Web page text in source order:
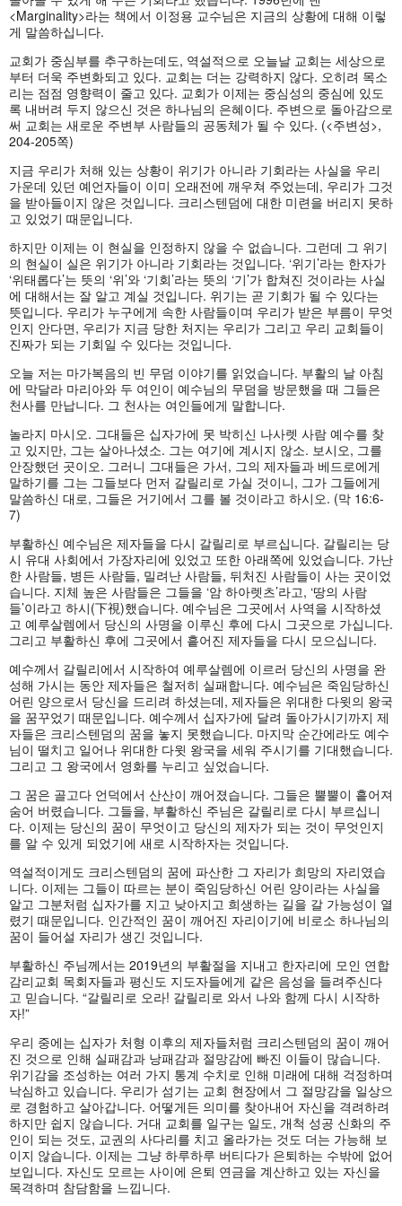
<Marginality>라는 책에서 이정용 교수님은 지금의 상황에 대해 이렇
게 말씀하십니다.
교회가 중심부를 추구하는데도, 역설적으로 오늘날 교회는 세상으로
부터 더욱 주변화되고 있다. 교회는 더는 강력하지 않다. 오히려 목소
리는 점점 영향력이 줄고 있다. 교회가 이제는 중심성의 중심에 있도
록 내버려 두지 않으신 것은 하나님의 은혜이다. 주변으로 돌아감으로
써 교회는 새로운 주변부 사람들의 공동체가 될 수 있다. (<주변성>,
204-205쪽)
지금 우리가 처해 있는 상황이 위기가 아니라 기회라는 사실을 우리
가운데 있던 예언자들이 이미 오래전에 깨우쳐 주었는데, 우리가 그것
을 받아들이지 않은 것입니다. 크리스텐덤에 대한 미련을 버리지 못하
고 있었기 때문입니다.
하지만 이제는 이 현실을 인정하지 않을 수 없습니다. 그런데 그 위기
의 현실이 실은 위기가 아니라 기회라는 것입니다. ‘위기’라는 한자가
‘위태롭다’는 뜻의 ‘위’와 ‘기회’라는 뜻의 ‘기’가 합쳐진 것이라는 사실
에 대해서는 잘 알고 계실 것입니다. 위기는 곧 기회가 될 수 있다는
뜻입니다. 우리가 누구에게 속한 사람들이며 우리가 받은 부름이 무엇
인지 안다면, 우리가 지금 당한 처지는 우리가 그리고 우리 교회들이
진짜가 되는 기회일 수 있다는 것입니다.
오늘 저는 마가복음의 빈 무덤 이야기를 읽었습니다. 부활의 날 아침
에 막달라 마리아와 두 여인이 예수님의 무덤을 방문했을 때 그들은
천사를 만납니다. 그 천사는 여인들에게 말합니다.
놀라지 마시오. 그대들은 십자가에 못 박히신 나사렛 사람 예수를 찾
고 있지만, 그는 살아나셨소. 그는 여기에 계시지 않소. 보시오, 그를
안장했던 곳이오. 그러니 그대들은 가서, 그의 제자들과 베드로에게
말하기를 그는 그들보다 먼저 갈릴리로 가실 것이니, 그가 그들에게
말씀하신 대로, 그들은 거기에서 그를 볼 것이라고 하시오. (막 16:6-
7)
부활하신 예수님은 제자들을 다시 갈릴리로 부르십니다. 갈릴리는 당
시 유대 사회에서 가장자리에 있었고 또한 아래쪽에 있었습니다. 가난
한 사람들, 병든 사람들, 밀려난 사람들, 뒤처진 사람들이 사는 곳이었
습니다. 지체 높은 사람들은 그들을 ‘암 하아렛츠’라고, ‘땅의 사람
들’이라고 하시(下視)했습니다. 예수님은 그곳에서 사역을 시작하셨
고 예루살렘에서 당신의 사명을 이루신 후에 다시 그곳으로 가십니다.
그리고 부활하신 후에 그곳에서 흩어진 제자들을 다시 모으십니다.
예수께서 갈릴리에서 시작하여 예루살렘에 이르러 당신의 사명을 완
성해 가시는 동안 제자들은 철저히 실패합니다. 예수님은 죽임당하신
어린 양으로서 당신을 드리려 하셨는데, 제자들은 위대한 다윗의 왕국
을 꿈꾸었기 때문입니다. 예수께서 십자가에 달려 돌아가시기까지 제
자들은 크리스텐덤의 꿈을 놓지 못했습니다. 마지막 순간에라도 예수
님이 떨치고 일어나 위대한 다윗 왕국을 세워 주시기를 기대했습니다.
그리고 그 왕국에서 영화를 누리고 싶었습니다.
그 꿈은 골고다 언덕에서 산산이 깨어졌습니다. 그들은 뿔뿔이 흩어져
숨어 버렸습니다. 그들을, 부활하신 주님은 갈릴리로 다시 부르십니
다. 이제는 당신의 꿈이 무엇이고 당신의 제자가 되는 것이 무엇인지
를 알 수 있게 되었기에 새로 시작하자는 것입니다.
역설적이게도 크리스텐덤의 꿈에 파산한 그 자리가 희망의 자리였습
니다. 이제는 그들이 따르는 분이 죽임당하신 어린 양이라는 사실을
알고 그분처럼 십자가를 지고 낮아지고 희생하는 길을 갈 가능성이 열
렸기 때문입니다. 인간적인 꿈이 깨어진 자리이기에 비로소 하나님의
꿈이 들어설 자리가 생긴 것입니다.
부활하신 주님께서는 2019년의 부활절을 지내고 한자리에 모인 연합
감리교회 목회자들과 평신도 지도자들에게 같은 음성을 들려주신다
고 믿습니다. “갈릴리로 오라! 갈릴리로 와서 나와 함께 다시 시작하
자!”
우리 중에는 십자가 처형 이후의 제자들처럼 크리스텐덤의 꿈이 깨어
진 것으로 인해 실패감과 낭패감과 절망감에 빠진 이들이 많습니다.
위기감을 조성하는 여러 가지 통계 수치로 인해 미래에 대해 걱정하며
낙심하고 있습니다. 우리가 섬기는 교회 현장에서 그 절망감을 일상으
로 경험하고 살아갑니다. 어떻게든 의미를 찾아내어 자신을 격려하려
하지만 쉽지 않습니다. 거대 교회를 일구는 일도, 개척 성공 신화의 주
인이 되는 것도, 교권의 사다리를 치고 올라가는 것도 더는 가능해 보
이지 않습니다. 이제는 그냥 하루하루 버티다가 은퇴하는 수밖에 없어
보입니다. 자신도 모르는 사이에 은퇴 연금을 계산하고 있는 자신을
목격하며 참담함을 느낍니다.